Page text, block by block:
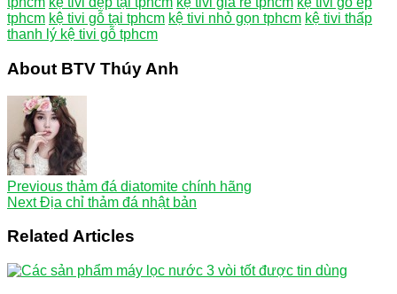
tphcm kệ tivi gỗ tại tphcm kệ tivi nhỏ gọn tphcm kệ tivi thấp
thanh lý kệ tivi gỗ tphcm
About BTV Thúy Anh
Previous thảm đá diatomite chính hãng
NextĐịa chỉ thảm đá nhật bản
Related Articles